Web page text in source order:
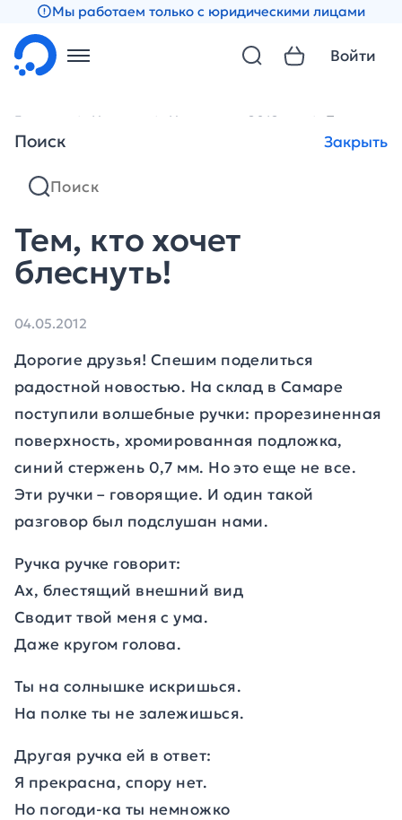
Мы работаем только с юридическими лицами
Поиск Закрыть
Войти
Главная Новости Новости за 2012 год Тем, кто
Тем, кто хочет
блеснуть!
04.05.2012
Дорогие друзья! Спешим поделиться
радостной новостью. На склад в Самаре
поступили волшебные ручки: прорезиненная
поверхность, хромированная подложка,
синий стержень 0,7 мм. Но это еще не все.
Эти ручки – говорящие. И один такой
разговор был подслушан нами.
Ручка ручке говорит:
Ах, блестящий внешний вид
Сводит твой меня с ума.
Даже кругом голова.
Ты на солнышке искришься.
На полке ты не залежишься.
Другая ручка ей в ответ:
Я прекрасна, спору нет.
Но погоди-ка ты немножко